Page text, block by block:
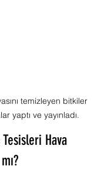
temizleyen bitkiler
yaptı ve yayınladı.
Hava